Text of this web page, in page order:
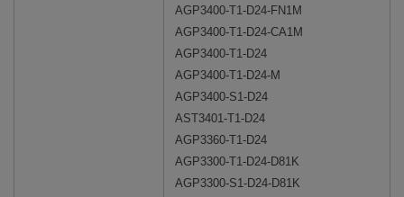
AGP3400-T1-D24-FN1M
AGP3400-T1-D24-CA1M
AGP3400-T1-D24
AGP3400-T1-D24-M
AGP3400-S1-D24
AST3401-T1-D24
AGP3360-T1-D24
AGP3300-T1-D24-D81K
AGP3300-S1-D24-D81K